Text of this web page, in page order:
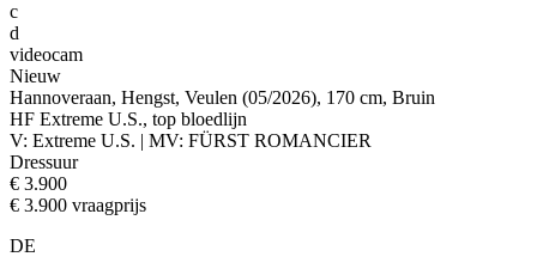
c
d
videocam
Nieuw
Hannoveraan, Hengst, Veulen (05/2026), 170 cm, Bruin
HF Extreme U.S., top bloedlijn
V: Extreme U.S. | MV: FÜRST ROMANCIER
Dressuur
€ 3.900
€ 3.900 vraagprijs
DE